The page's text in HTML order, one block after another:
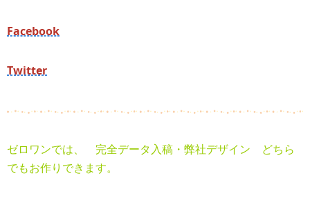
Facebook
Twitter
ゼロワンでは、 完全データ入稿・弊社デザイン どちら
でもお作りできます。